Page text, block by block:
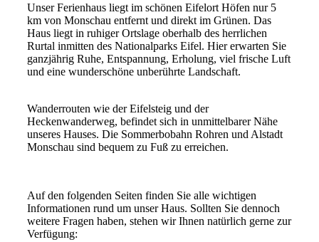
Unser Ferienhaus liegt im schönen Eifelort Höfen nur 5
km von Monschau entfernt und direkt im Grünen. Das
Haus liegt in ruhiger Ortslage oberhalb des herrlichen
Rurtal inmitten des Nationalparks Eifel. Hier erwarten Sie
ganzjährig Ruhe, Entspannung, Erholung, viel frische Luft
und eine wunderschöne unberührte Landschaft.
Wanderrouten wie der Eifelsteig und der
Heckenwanderweg, befindet sich in unmittelbarer Nähe
unseres Hauses. Die Sommerbobahn Rohren und Alstadt
Monschau sind bequem zu Fuß zu erreichen.
Auf den folgenden Seiten finden Sie alle wichtigen
Informationen rund um unser Haus. Sollten Sie dennoch
weitere Fragen haben, stehen wir Ihnen natürlich gerne zur
Verfügung: